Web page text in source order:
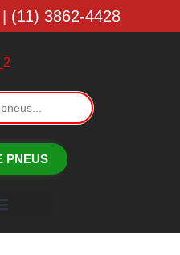
(11) 3862-4428
PNEUS